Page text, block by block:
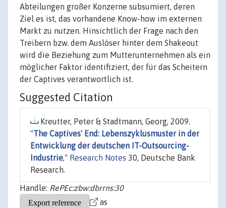
Abteilungen großer Konzerne subsumiert, deren
Ziel es ist, das vorhandene Know-how im externen
Markt zu nutzen. Hinsichtlich der Frage nach den
Treibern bzw. dem Auslöser hinter dem Shakeout
wird die Beziehung zum Mutterunternehmen als ein
möglicher Faktor identifiziert, der für das Scheitern
der Captives verantwortlich ist.
Suggested Citation
Kreutter, Peter & Stadtmann, Georg, 2009.
"The Captives' End: Lebenszyklusmuster in der
Entwicklung der deutschen IT-Outsourcing-
Industrie," Research Notes 30, Deutsche Bank
Research.
Handle: RePEc:zbw:dbrrns:30
as